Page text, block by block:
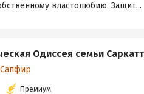
властолюбию. Защит...
Одиссея семьи
Премиум